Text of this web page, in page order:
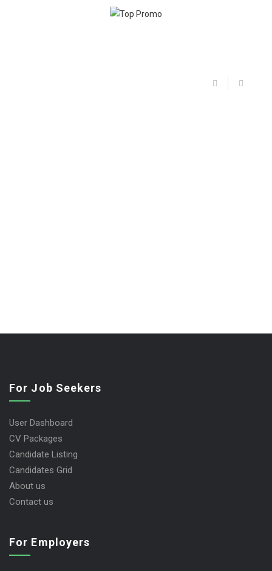
For Job Seekers
User Dashboard
CV Packages
Candidate Listing
Candidates Grid
About us
Contact us
For Employers